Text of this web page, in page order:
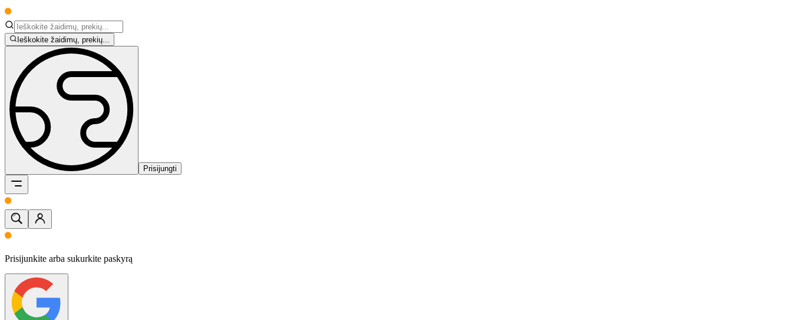
Ieškokite žaidimų, prekių...
Prisijungti
Prisijunkite arba sukurkite paskyrą